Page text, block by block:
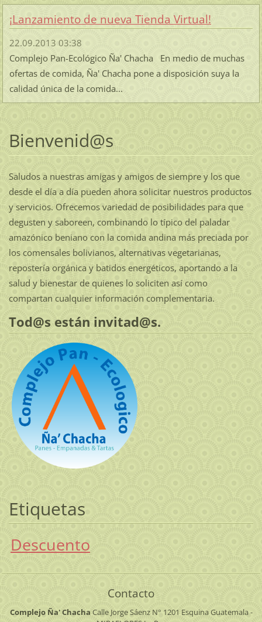
¡Lanzamiento de nueva Tienda Virtual!
22.09.2013 03:38
Complejo Pan-Ecológico Ña' Chacha En medio de muchas
ofertas de comida, Ña' Chacha pone a disposición suya la
calidad única de la comida...
Bienvenid@s
Saludos a nuestras amigas y amigos de siempre y los que
desde el día a día pueden ahora solicitar nuestros productos
y servicios. Ofrecemos variedad de posibilidades para que
degusten y saboreen, combinando lo típico del paladar
amazónico beniano con la comida andina más preciada por
los comensales bolivianos, alternativas vegetarianas,
repostería orgánica y batidos energéticos, aportando a la
salud y bienestar de quienes lo soliciten así como
compartan cualquier información complementaria.
Tod@s están invitad@s.
Etiquetas
Descuento
Contacto
Complejo Ña' Chacha Calle Jorge Sáenz N° 1201 Esquina Guatemala -